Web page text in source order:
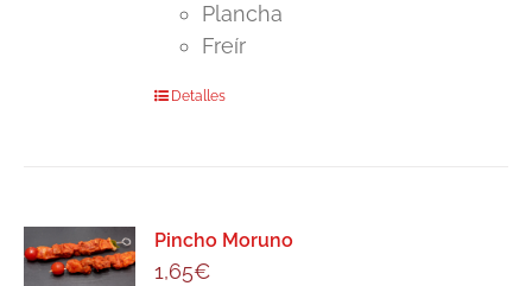
Plancha
Freír
Detalles
Pincho Moruno
1,65€